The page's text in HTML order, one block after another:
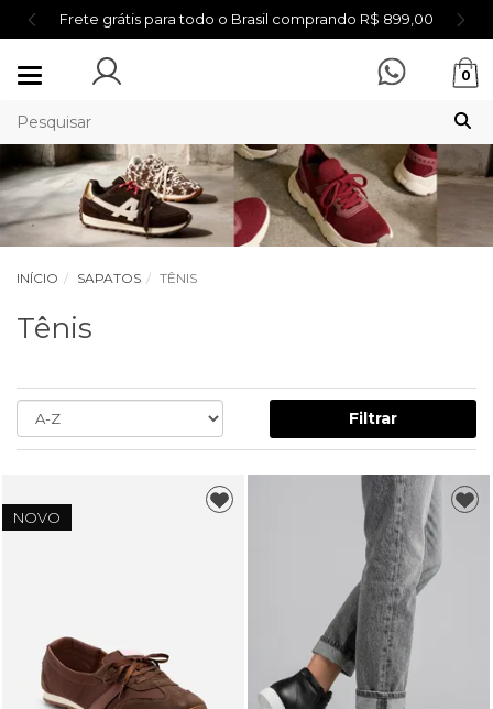
Frete grátis para todo o Brasil comprando R$ 899,00
Mudar
0
INÍCIO SAPATOS TÊNIS
Tênis
Filtrar
NOVO